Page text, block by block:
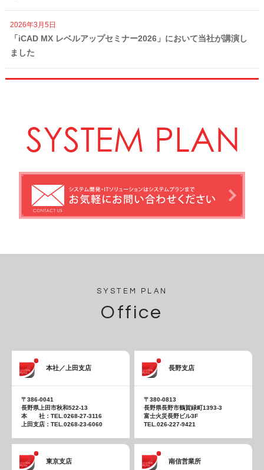
2026年3月5日
「iCAD MX レベルアップセミナー2026」において当社が講演し
ました
SYSTEM PLAN
Office
本社／上田支店
〒386-0041
長野県上田市秋和522-13
本 社：TEL.0268-27-3116
上田支店：TEL.0268-23-6060
長野支店
〒380-0813
長野県長野市鶴賀緑町1393-3
富士火災長野ビル3F
TEL.026-227-9421
東京支店 南信営業所